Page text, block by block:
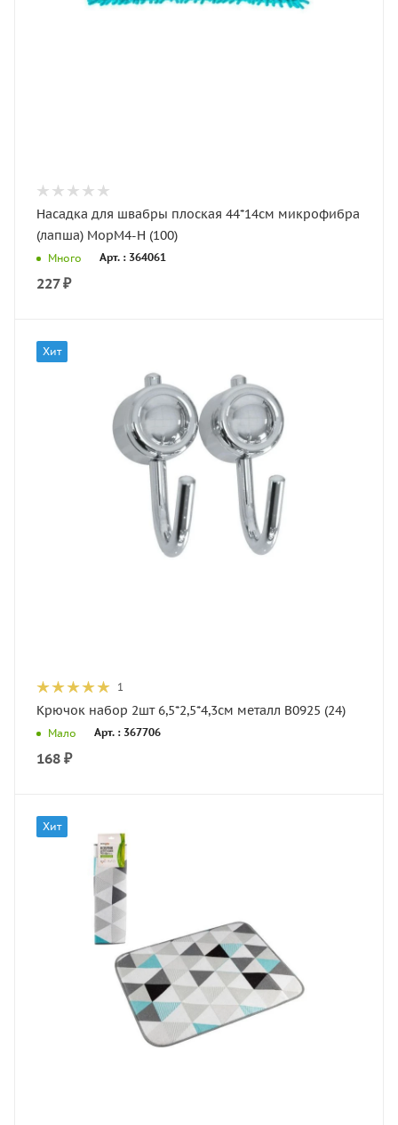
Насадка для швабры плоская 44*14см микрофибра
(лапша) MopM4-H (100)
Много Арт. : 364061
227₽
Хит
1
Крючок набор 2шт 6,5*2,5*4,3см металл B0925 (24)
Мало Арт. : 367706
168 ₽
Хит